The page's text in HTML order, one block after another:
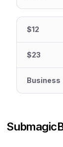
$12
$23
Business
Submagic